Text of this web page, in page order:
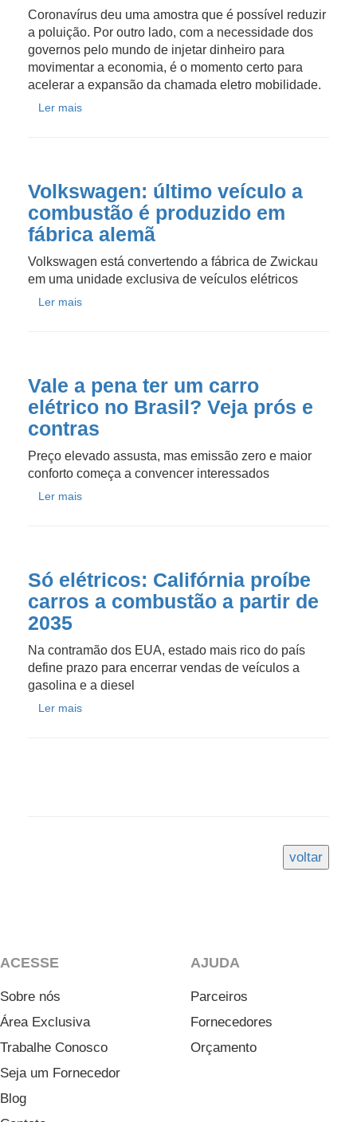
Coronavírus deu uma amostra que é possível reduzir
a poluição. Por outro lado, com a necessidade dos
governos pelo mundo de injetar dinheiro para
movimentar a economia, é o momento certo para
acelerar a expansão da chamada eletro mobilidade.
Ler mais
Volkswagen: último veículo a
combustão é produzido em
fábrica alemã
Volkswagen está convertendo a fábrica de Zwickau
em uma unidade exclusiva de veículos elétricos
Ler mais
Vale a pena ter um carro
elétrico no Brasil? Veja prós e
contras
Preço elevado assusta, mas emissão zero e maior
conforto começa a convencer interessados
Ler mais
Só elétricos: Califórnia proíbe
carros a combustão a partir de
2035
Na contramão dos EUA, estado mais rico do país
define prazo para encerrar vendas de veículos a
gasolina e a diesel
Ler mais
ACESSE
Sobre nós
Área Exclusiva
Trabalhe Conosco
Seja um Fornecedor
Blog
AJUDA
Parceiros
Fornecedores
Orçamento